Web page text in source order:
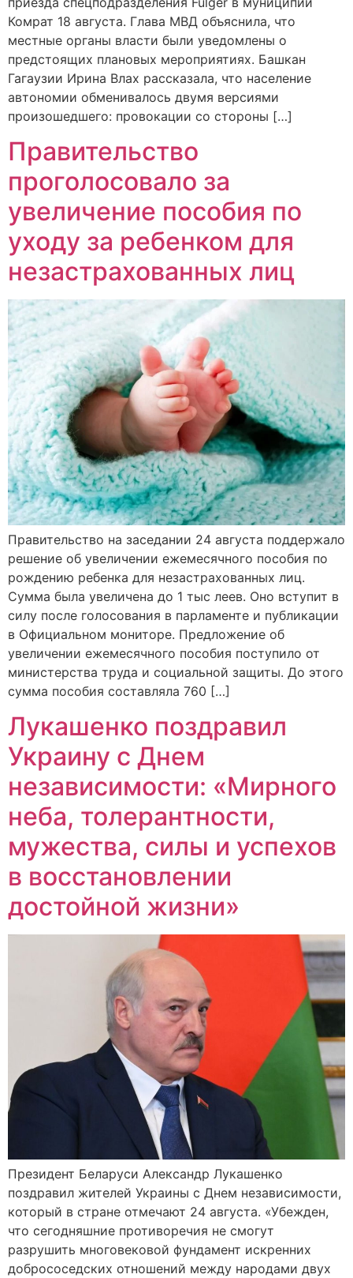
Комрат 18 августа. Глава МВД объяснила, что
местные органы власти были уведомлены о
предстоящих плановых мероприятиях. Башкан
Гагаузии Ирина Влах рассказала, что население
автономии обменивалось двумя версиями
произошедшего: провокации со стороны […]
Правительство
проголосовало за
увеличение пособия по
уходу за ребенком для
незастрахованных лиц
Правительство на заседании 24 августа поддержало
решение об увеличении ежемесячного пособия по
рождению ребенка для незастрахованных лиц.
Сумма была увеличена до 1 тыс леев. Оно вступит в
силу после голосования в парламенте и публикации
в Официальном мониторе. Предложение об
увеличении ежемесячного пособия поступило от
министерства труда и социальной защиты. До этого
сумма пособия составляла 760 […]
Лукашенко поздравил
Украину с Днем
независимости: «Мирного
неба, толерантности,
мужества, силы и успехов
в восстановлении
достойной жизни»
Президент Беларуси Александр Лукашенко
поздравил жителей Украины с Днем независимости,
который в стране отмечают 24 августа. «Убежден,
что сегодняшние противоречия не смогут
разрушить многовековой фундамент искренних
добрососедских отношений между народами двух